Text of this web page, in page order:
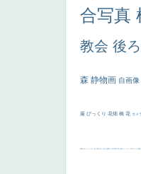
合写真
教会 後
森 静物画 自画像
厳 びっくり 花畑 橋 花 カメ
画質 last ヴィーナス 剣 白人少女 食事中 山本芳翠 麦 alciato ハーレム 女神 ローマ教皇